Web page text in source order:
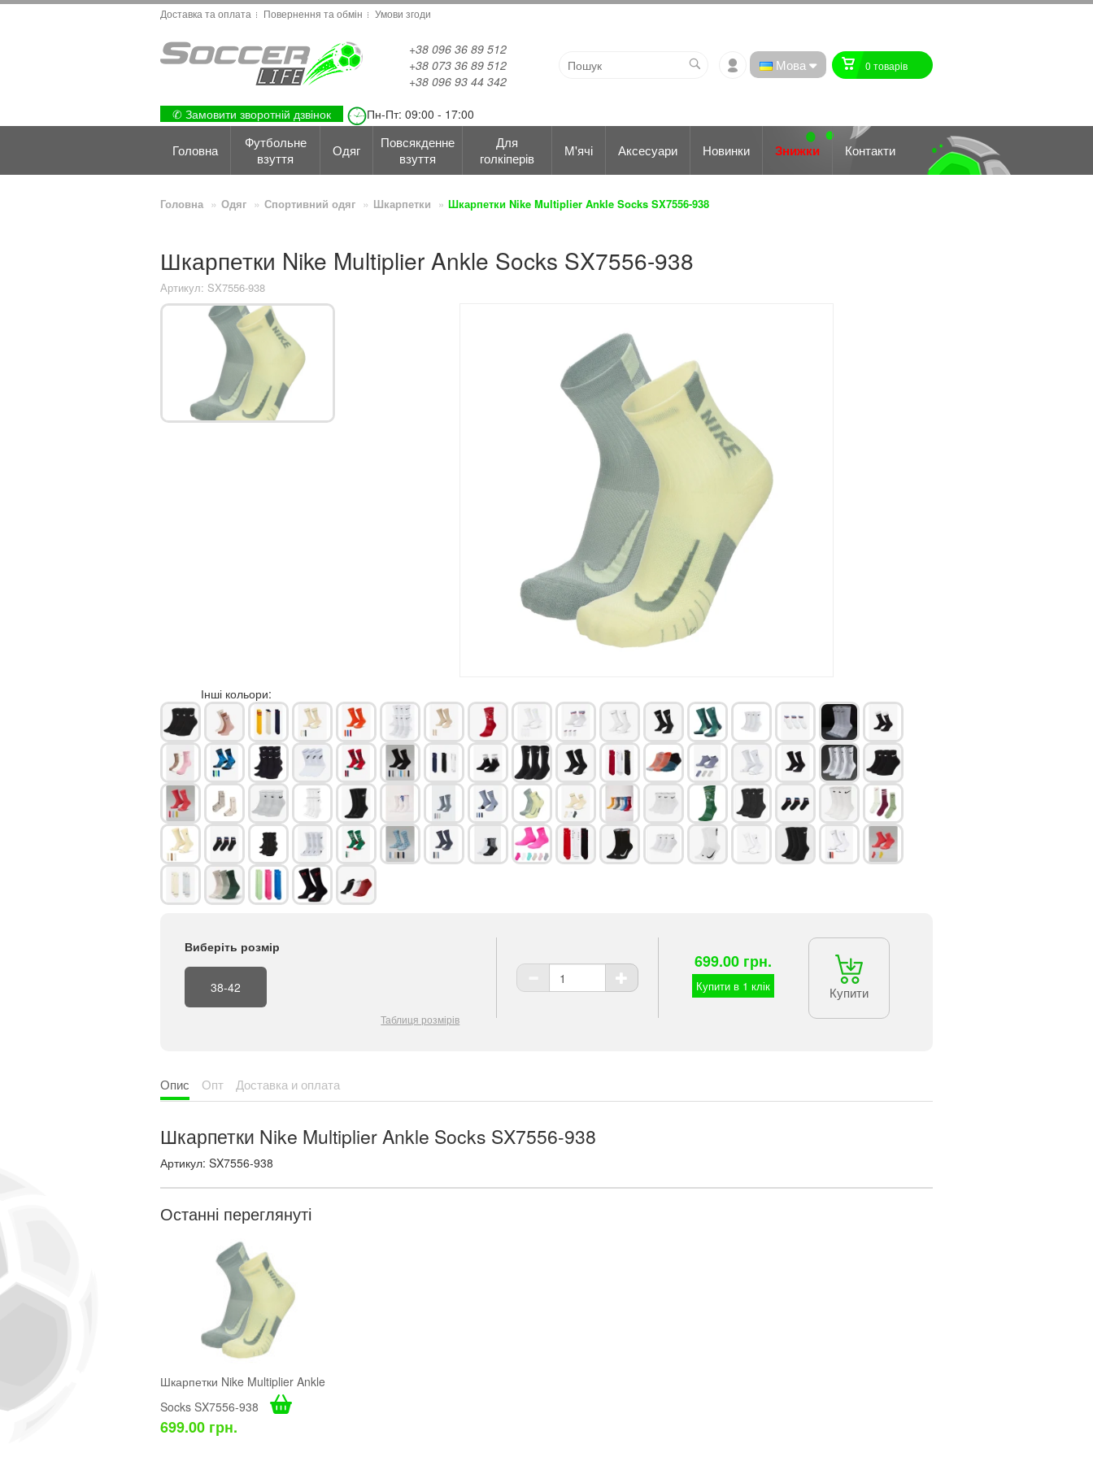
Доставка та оплата Повернення та обмін Умови згоди
+38 096 36 89 512
+38 073 36 89 512
+38 096 93 44 342
✆ Замовити зворотній дзвінок Пн-Пт: 09:00 - 17:00
Мова 0 товарiв
Головна
Футбольне
взуття
Одяг
Повсякденне
взуття
Для
голкіперів
М'ячі Аксесуари Новинки Знижки Контакти
Головна Одяг Спортивний одяг Шкарпетки Шкарпетки Nike Multiplier Ankle Socks SX7556-938
Шкарпетки Nike Multiplier Ankle Socks SX7556-938
Артикул: SX7556-938
Інші кольори:
Виберіть розмір
38-42
Таблиця розмірів
699.00 грн.
Купити в 1 клік Купити
Опис Опт Доставка и оплата
Шкарпетки Nike Multiplier Ankle Socks SX7556-938
Артикул: SX7556-938
Останні переглянуті
Шкарпетки Nike Multiplier Ankle
Socks SX7556-938
699.00 грн.